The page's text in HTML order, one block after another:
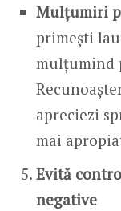
Mulțumiri
primești
mulțumind
apreciezi
mai
Evită
negative